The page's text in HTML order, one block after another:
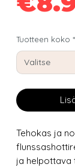
Tuotteen koko *
Tehokas ja
ja